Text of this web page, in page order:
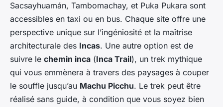
Sacsayhuamán, Tambomachay, et Puka Pukara sont
accessibles en taxi ou en bus. Chaque site offre une
perspective unique sur l’ingéniosité et la maîtrise
architecturale des Incas. Une autre option est de
suivre le chemin inca (Inca Trail), un trek mythique
qui vous emmènera à travers des paysages à couper
le souffle jusqu’au Machu Picchu. Le trek peut être
réalisé sans guide, à condition que vous soyez bien